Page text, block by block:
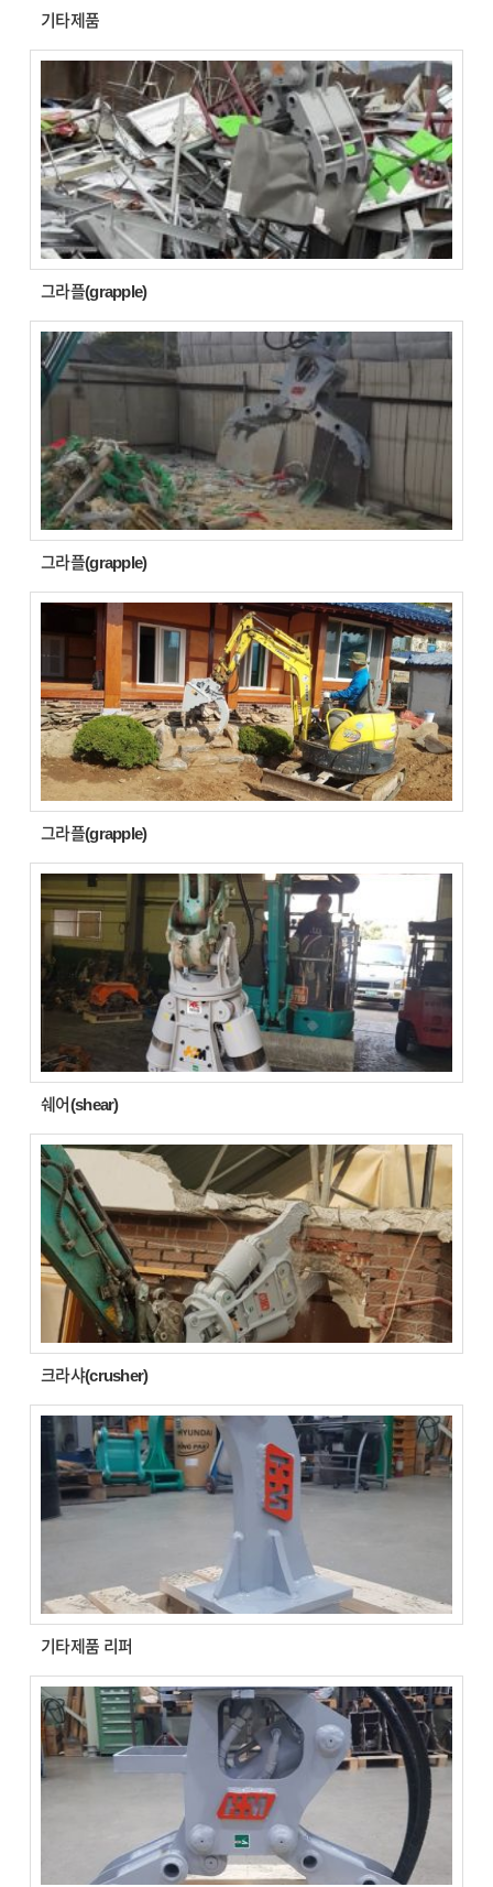
기타제품
그라플(grapple)
그라플(grapple)
그라플(grapple)
쉐어(shear)
크라샤(crusher)
기타제품 리퍼